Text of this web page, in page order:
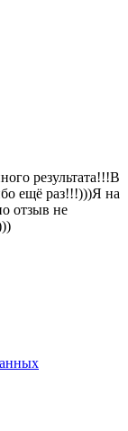
результата!!!В
ещё раз!!!)))Я на
отзыв не